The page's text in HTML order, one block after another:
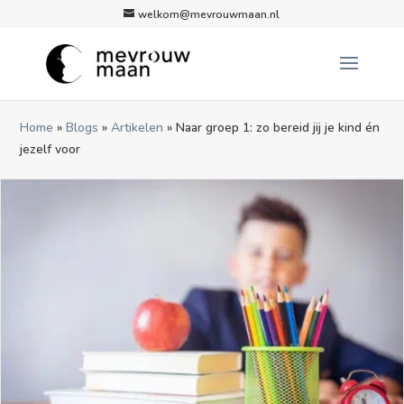
welkom@mevrouwmaan.nl
Home »Blogs »Artikelen »Naar groep 1: zo bereid jij je kind én
jezelf voor